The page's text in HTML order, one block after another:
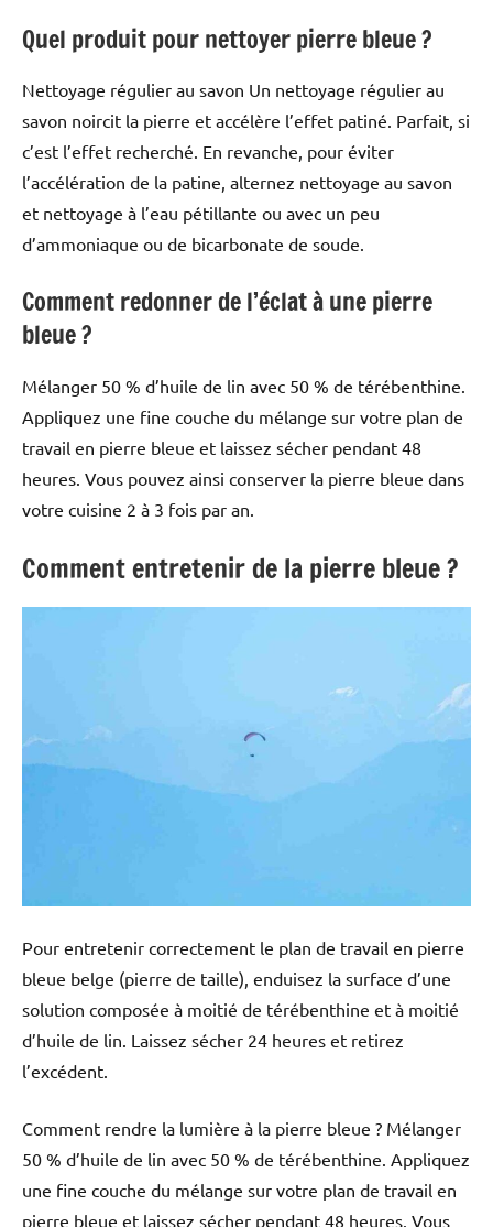
Quel produit pour nettoyer pierre bleue ?
Nettoyage régulier au savon Un nettoyage régulier au
savon noircit la pierre et accélère l’effet patiné. Parfait, si
c’est l’effet recherché. En revanche, pour éviter
l’accélération de la patine, alternez nettoyage au savon
et nettoyage à l’eau pétillante ou avec un peu
d’ammoniaque ou de bicarbonate de soude.
Comment redonner de l’éclat à une pierre
bleue ?
Mélanger 50 % d’huile de lin avec 50 % de térébenthine.
Appliquez une fine couche du mélange sur votre plan de
travail en pierre bleue et laissez sécher pendant 48
heures. Vous pouvez ainsi conserver la pierre bleue dans
votre cuisine 2 à 3 fois par an.
Comment entretenir de la pierre bleue ?
Pour entretenir correctement le plan de travail en pierre
bleue belge (pierre de taille), enduisez la surface d’une
solution composée à moitié de térébenthine et à moitié
d’huile de lin. Laissez sécher 24 heures et retirez
l’excédent.
Comment rendre la lumière à la pierre bleue ? Mélanger
50 % d’huile de lin avec 50 % de térébenthine. Appliquez
une fine couche du mélange sur votre plan de travail en
pierre bleue et laissez sécher pendant 48 heures. Vous